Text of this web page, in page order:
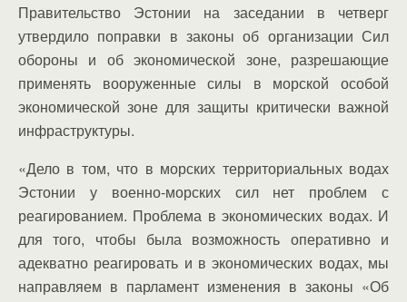
Правительство Эстонии на заседании в четверг
утвердило поправки в законы об организации Сил
обороны и об экономической зоне, разрешающие
применять вооруженные силы в морской особой
экономической зоне для защиты критически важной
инфраструктуры.
«Дело в том, что в морских территориальных водах
Эстонии у военно-морских сил нет проблем с
реагированием. Проблема в экономических водах. И
для того, чтобы была возможность оперативно и
адекватно реагировать и в экономических водах, мы
направляем в парламент изменения в законы «Об